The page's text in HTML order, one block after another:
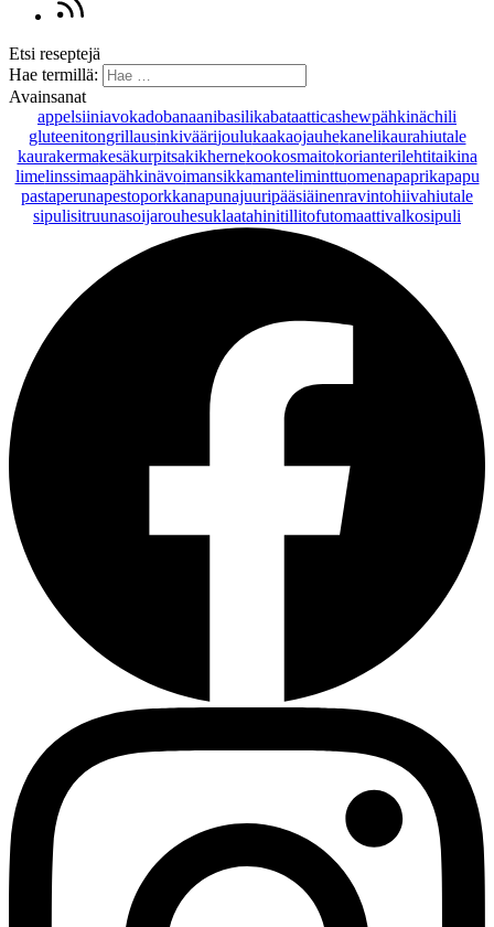
Etsi reseptejä
Hae termillä:
Avainsanat
appelsiiniavokadobanaanibasilikabataatticashewpähkinächili
gluteenitongrillausinkiväärijoulukaakaojauhekanelikaurahiutale
kaurakermakesäkurpitsakikhernekookosmaitokorianterilehtitaikina
limelinssimaapähkinävoimansikkamanteliminttuomenapaprikapapu
pastaperunapestoporkkanapunajuuripääsiäinenravintohiivahiutale
sipulisitruunasoijarouhesuklaatahinitillitofutomaattivalkosipuli